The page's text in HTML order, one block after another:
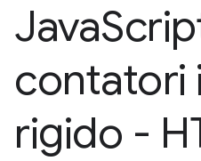
Java
contatori
rigido -